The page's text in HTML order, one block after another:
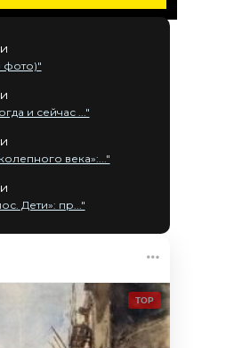
фото)"
и сейчас ..."
века»:..."
Дети»: пр..."
TOP